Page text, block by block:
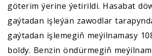
göterim ýerine ýetirildi. Hasabat
gaýtadan işleýän zawodlar
gaýtadan işlemegiň meýilnamasy
boldy. Benzin öndürmegiň